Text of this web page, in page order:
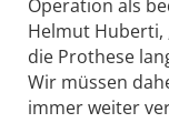
Operation als
Helmut Huberti,
die Prothese
Wir müssen
immer weiter